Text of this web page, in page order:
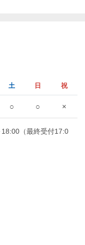
土 日 祝
○ ○ ×
18:00（最終受付17:0